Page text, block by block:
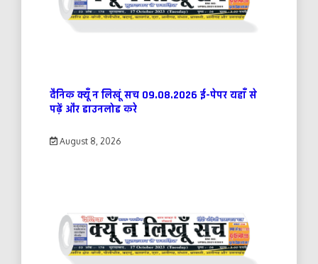
दैनिक क्यूँ न लिखूं सच 09.08.2026 ई-पेपर यहाँ से
पढ़ें और डाउनलोड करे
August 8, 2026